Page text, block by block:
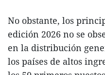
No obstante, los
edición 2026 no se
en la distribución
los países de altos